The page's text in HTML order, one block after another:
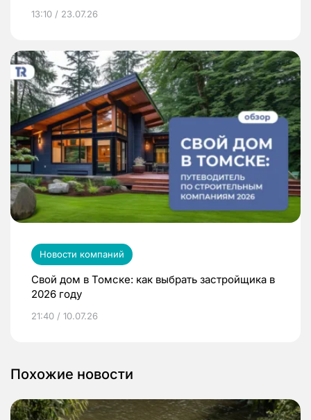
13:10 / 23.07.26
Новости компаний
Свой дом в Томске: как выбрать застройщика в
2026 году
21:40 / 10.07.26
Похожие новости